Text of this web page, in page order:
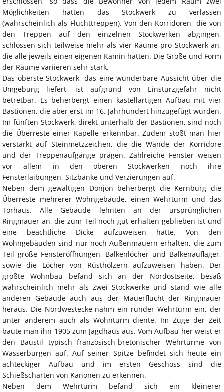
Möglichkeiten hatten das Stockwerk zu verlassen
(wahrscheinlich als Fluchttreppen). Von den Korridoren, die von
den Treppen auf den einzelnen Stockwerken abgingen,
schlossen sich teilweise mehr als vier Räume pro Stockwerk an,
die alle jeweils einen eigenen Kamin hatten. Die Größe und Form
der Räume variieren sehr stark.
Das oberste Stockwerk, das eine wunderbare Aussicht über die
Umgebung liefert, ist aufgrund von Einsturzgefahr nicht
betretbar. Es beherbergt einen kastellartigen Aufbau mit vier
Bastionen, die aber erst im 16. Jahrhundert hinzugefügt wurden.
Im fünften Stockwerk, direkt unterhalb der Bastionen, sind noch
die Überreste einer Kapelle erkennbar. Zudem stößt man hier
verstärkt auf Steinmetzzeichen, die die Wände der Korridore
und der Treppenaufgänge prägen. Zahlreiche Fenster weisen
vor allem in den oberen Stockwerken noch ihre
Fensterlaibungen, Sitzbänke und Verzierungen auf.
Neben dem gewaltigen Donjon beherbergt die Kernburg die
Überreste mehrerer Wohngebäude, einen Wehrturm und das
Torhaus. Alle Gebäude lehnten an der ursprünglichen
Ringmauer an, die zum Teil noch gut erhalten geblieben ist und
eine beachtliche Dicke aufzuweisen hatte. Von den
Wohngebäuden sind nur noch Außenmauern erhalten, die zum
Teil große Fensteröffnungen, Balkenlöcher und Balkenauflager,
sowie die Löcher von Rüsthölzern aufzuweisen haben. Der
größte Wohnbau befand sich an der Nordostseite, besaß
wahrscheinlich mehr als zwei Stockwerke und stand wie alle
anderen Gebäude auch aus der Mauerflucht der Ringmauer
heraus. Die Nordwestecke nahm ein runder Wehrturm ein, der
unter anderem auch als Wohnturm diente. Im Zuge der Zeit
baute man ihn 1905 zum Jagdhaus aus. Vom Aufbau her weist er
den Baustil typisch französisch-bretonischer Wehrtürme von
Wasserburgen auf. Auf seiner Spitze befindet sich heute ein
achteckiger Aufbau und im ersten Geschoss sind die
Schießscharten von Kanonen zu erkennen.
Neben dem Wehrturm befand sich ein kleinerer